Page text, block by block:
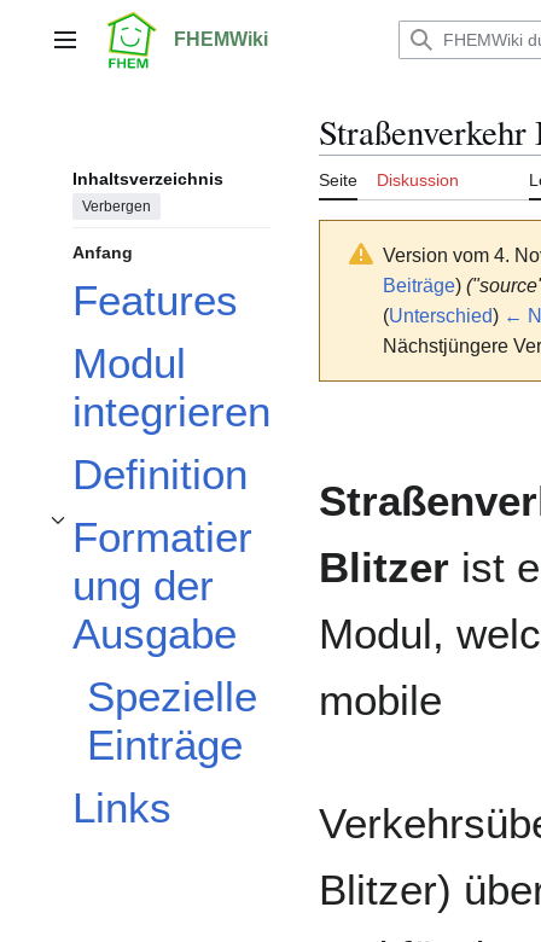
springenHauptmenü FHEMWiki
Inhaltsverzeichnis
Verbergen
Anfang
Features
Modul
integrieren
Definition
Formatier
ung der
Ausgabe
Unterabschnitt Formatierung der Ausgabe umschalten
Spezielle
Einträge
Links
Seite Diskussion
Version vom 4.
Beiträge)
(Unterschied) ←
Nächstjüngere
Blitzer ist
Modul,
mobile
Blitzer)